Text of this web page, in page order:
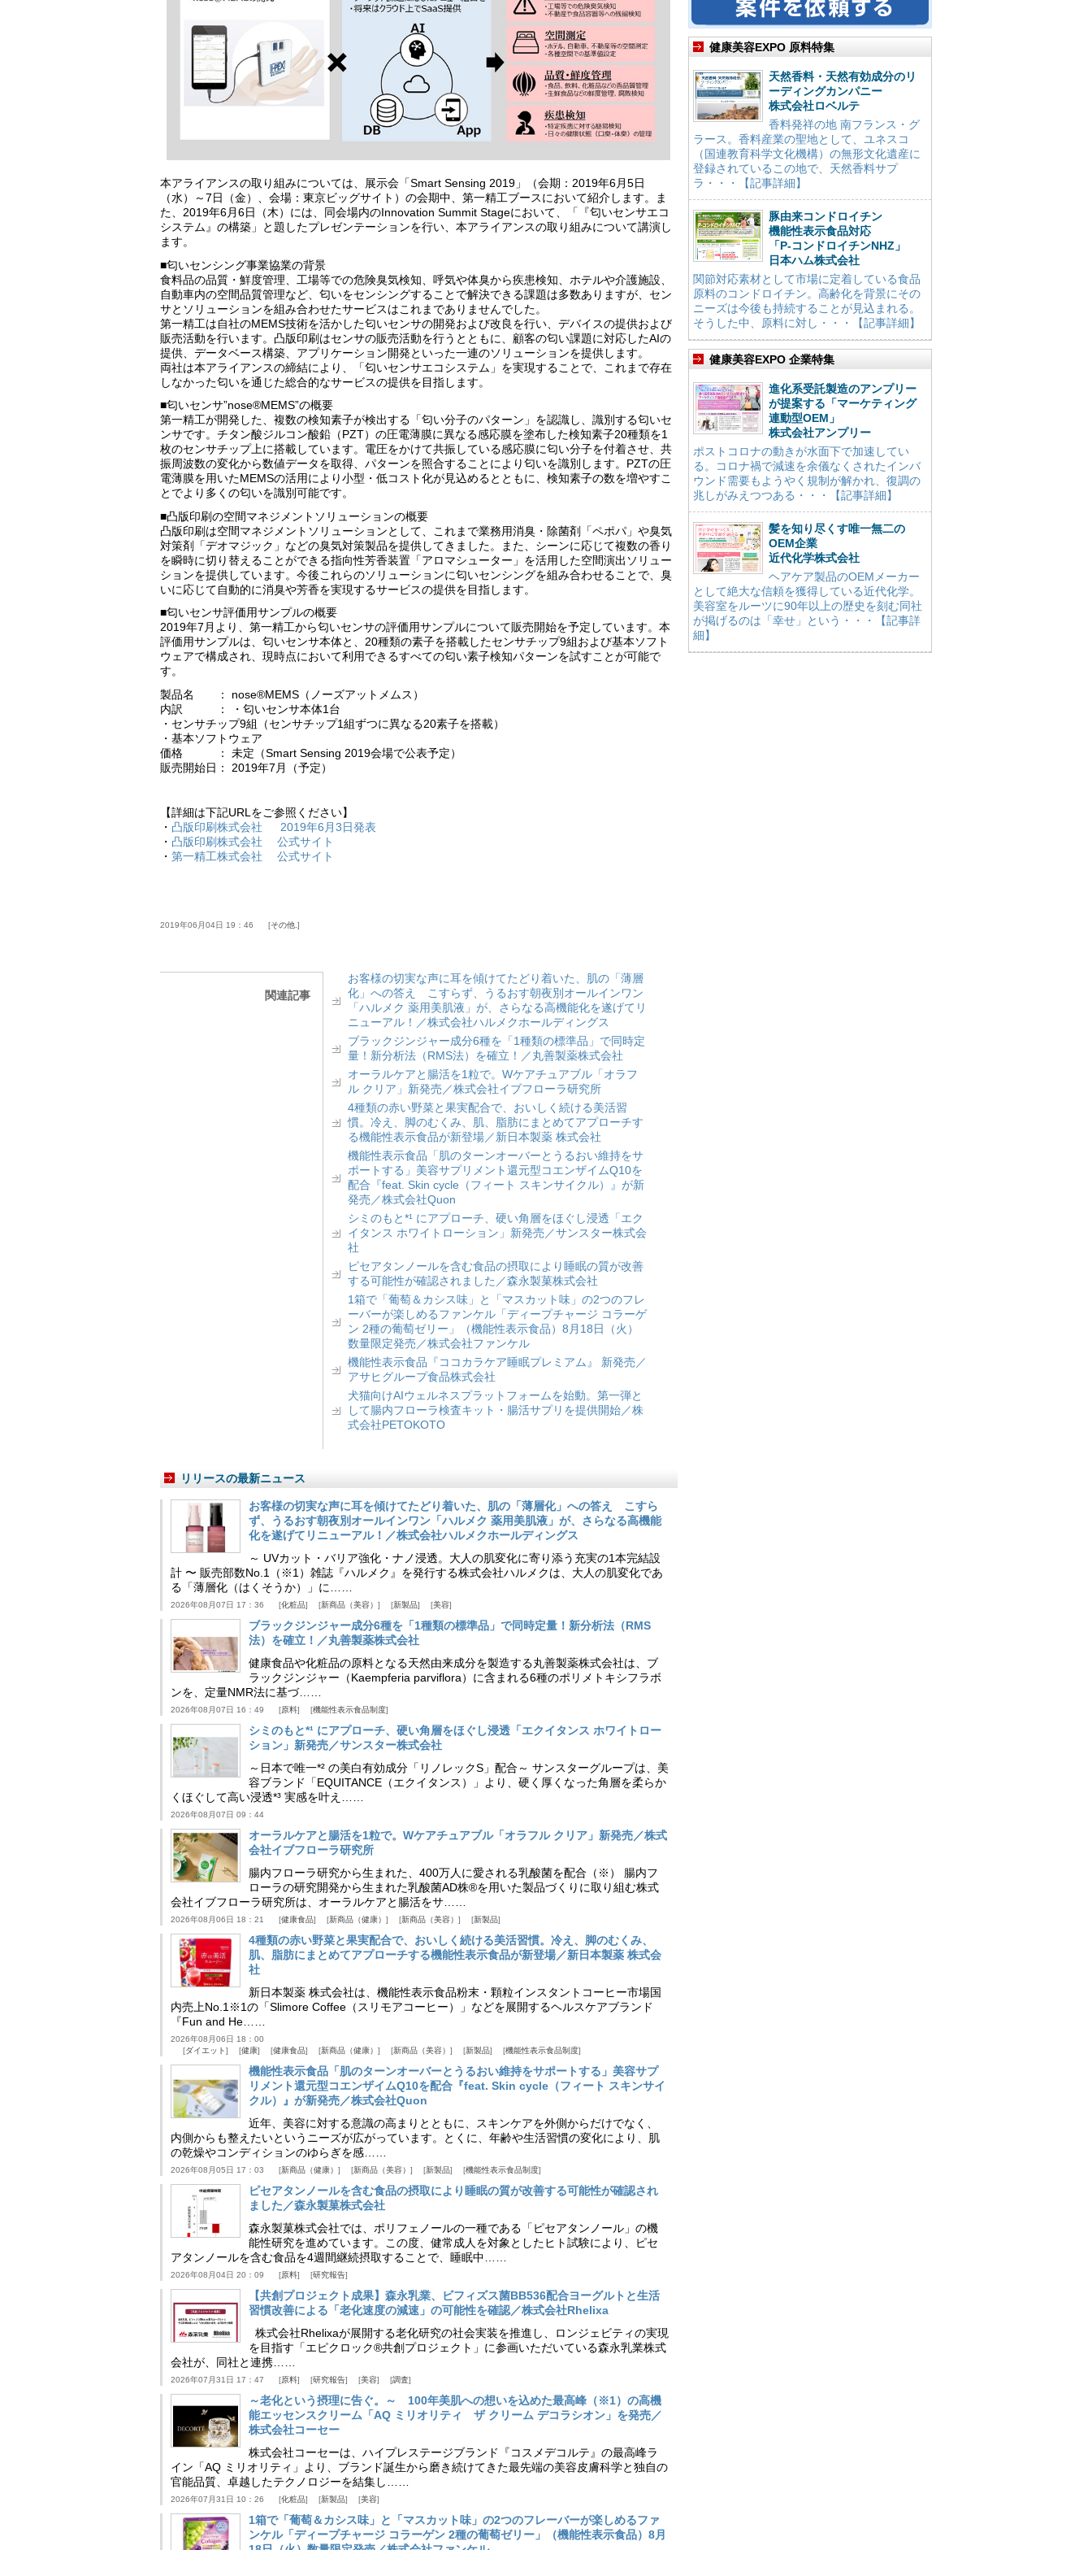
本アライアンスの取り組みについては、展示会「Smart Sensing 2019」（会期：2019年6月5日
（水）～7日（金）、会場：東京ビッグサイト）の会期中、第一精工ブースにおいて紹介します。ま
た、2019年6月6日（木）には、同会場内のInnovation Summit Stageにおいて、「『匂いセンサエコ
システム』の構築」と題したプレゼンテーションを行い、本アライアンスの取り組みについて講演し
ます。
■匂いセンシング事業協業の背景
食料品の品質・鮮度管理、工場等での危険臭気検知、呼気や体臭から疾患検知、ホテルや介護施設、
自動車内の空間品質管理など、匂いをセンシングすることで解決できる課題は多数ありますが、セン
サとソリューションを組み合わせたサービスはこれまでありませんでした。
第一精工は自社のMEMS技術を活かした匂いセンサの開発および改良を行い、デバイスの提供および
販売活動を行います。凸版印刷はセンサの販売活動を行うとともに、顧客の匂い課題に対応したAIの
提供、データベース構築、アプリケーション開発といった一連のソリューションを提供します。
両社は本アライアンスの締結により、「匂いセンサエコシステム」を実現することで、これまで存在
しなかった匂いを通じた総合的なサービスの提供を目指します。
■匂いセンサ”nose®MEMS”の概要
第一精工が開発した、複数の検知素子が検出する「匂い分子のパターン」を認識し、識別する匂いセ
ンサです。チタン酸ジルコン酸鉛（PZT）の圧電薄膜に異なる感応膜を塗布した検知素子20種類を1
枚のセンサチップ上に搭載しています。電圧をかけて共振している感応膜に匂い分子を付着させ、共
振周波数の変化から数値データを取得、パターンを照合することにより匂いを識別します。PZTの圧
電薄膜を用いたMEMSの活用により小型・低コスト化が見込めるとともに、検知素子の数を増やすこ
とでより多くの匂いを識別可能です。
■凸版印刷の空間マネジメントソリューションの概要
凸版印刷は空間マネジメントソリューションとして、これまで業務用消臭・除菌剤「ペポパ」や臭気
対策剤「デオマジック」などの臭気対策製品を提供してきました。また、シーンに応じて複数の香り
を瞬時に切り替えることができる指向性芳香装置「アロマシューター」を活用した空間演出ソリュー
ションを提供しています。今後これらのソリューションに匂いセンシングを組み合わせることで、臭
いに応じて自動的に消臭や芳香を実現するサービスの提供を目指します。
■匂いセンサ評価用サンプルの概要
2019年7月より、第一精工から匂いセンサの評価用サンプルについて販売開始を予定しています。本
評価用サンプルは、匂いセンサ本体と、20種類の素子を搭載したセンサチップ9組および基本ソフト
ウェアで構成され、現時点において利用できるすべての匂い素子検知パターンを試すことが可能で
す。
製品名 ： nose®MEMS（ノーズアットメムス）
内訳 ： ・匂いセンサ本体1台
・センサチップ9組（センサチップ1組ずつに異なる20素子を搭載）
・基本ソフトウェア
価格 ： 未定（Smart Sensing 2019会場で公表予定）
販売開始日： 2019年7月（予定）
【詳細は下記URLをご参照ください】
・ 凸版印刷株式会社 2019年6月3日発表
・ 凸版印刷株式会社 公式サイト
・ 第一精工株式会社 公式サイト
2019年06月04日 19：46 その他.
関連記事
お客様の切実な声に耳を傾けてたどり着いた、肌の「薄層
化」への答え こすらず、うるおす朝夜別オールインワン
「ハルメク 薬用美肌液」が、さらなる高機能化を遂げてリ
ニューアル！／株式会社ハルメクホールディングス
ブラックジンジャー成分6種を「1種類の標準品」で同時定
量！新分析法（RMS法）を確立！／丸善製薬株式会社
オーラルケアと腸活を1粒で。Wケアチュアブル「オラフ
ル クリア」新発売／株式会社イブフローラ研究所
4種類の赤い野菜と果実配合で、おいしく続ける美活習
慣。冷え、脚のむくみ、肌、脂肪にまとめてアプローチす
る機能性表示食品が新登場／新日本製薬 株式会社
機能性表示食品「肌のターンオーバーとうるおい維持をサ
ポートする」美容サプリメント還元型コエンザイムQ10を
配合『feat. Skin cycle（フィート スキンサイクル）』が新
発売／株式会社Quon
シミのもと*¹ にアプローチ、硬い角層をほぐし浸透「エク
イタンス ホワイトローション」新発売／サンスター株式会
社
ピセアタンノールを含む食品の摂取により睡眠の質が改善
する可能性が確認されました／森永製菓株式会社
1箱で「葡萄＆カシス味」と「マスカット味」の2つのフレ
ーバーが楽しめるファンケル「ディープチャージ コラーゲ
ン 2種の葡萄ゼリー」（機能性表示食品）8月18日（火）
数量限定発売／株式会社ファンケル
機能性表示食品『ココカラケア睡眠プレミアム』 新発売／
アサヒグループ食品株式会社
犬猫向けAIウェルネスプラットフォームを始動。第一弾と
して腸内フローラ検査キット・腸活サプリを提供開始／株
式会社PETOKOTO
リリースの最新ニュース
お客様の切実な声に耳を傾けてたどり着いた、肌の「薄層化」への答え こすら
ず、うるおす朝夜別オールインワン「ハルメク 薬用美肌液」が、さらなる高機能
化を遂げてリニューアル！／株式会社ハルメクホールディングス
～ UVカット・バリア強化・ナノ浸透。大人の肌変化に寄り添う充実の1本完結設
計 〜 販売部数No.1（※1）雑誌『ハルメク』を発行する株式会社ハルメクは、大人の肌変化であ
る「薄層化（はくそうか）」に……
2026年08月07日 17：36 化粧品 新商品（美容） 新製品 美容
ブラックジンジャー成分6種を「1種類の標準品」で同時定量！新分析法（RMS
法）を確立！／丸善製薬株式会社
健康食品や化粧品の原料となる天然由来成分を製造する丸善製薬株式会社は、ブ
ラックジンジャー（Kaempferia parviflora）に含まれる6種のポリメトキシフラボ
ンを、定量NMR法に基づ……
2026年08月07日 16：49 原料 機能性表示食品制度
シミのもと*¹ にアプローチ、硬い角層をほぐし浸透「エクイタンス ホワイトロー
ション」新発売／サンスター株式会社
～日本で唯一*² の美白有効成分「リノレックS」配合～ サンスターグループは、美
容ブランド「EQUITANCE（エクイタンス）」より、硬く厚くなった角層を柔らか
くほぐして高い浸透*³ 実感を叶え……
2026年08月07日 09：44
オーラルケアと腸活を1粒で。Wケアチュアブル「オラフル クリア」新発売／株式
会社イブフローラ研究所
腸内フローラ研究から生まれた、400万人に愛される乳酸菌を配合（※） 腸内フ
ローラの研究開発から生まれた乳酸菌AD株®を用いた製品づくりに取り組む株式
会社イブフローラ研究所は、オーラルケアと腸活をサ……
2026年08月06日 18：21 健康食品 新商品（健康） 新商品（美容） 新製品
4種類の赤い野菜と果実配合で、おいしく続ける美活習慣。冷え、脚のむくみ、
肌、脂肪にまとめてアプローチする機能性表示食品が新登場／新日本製薬 株式会
社
新日本製薬 株式会社は、機能性表示食品粉末・顆粒インスタントコーヒー市場国
内売上No.1※1の「Slimore Coffee（スリモアコーヒー）」などを展開するヘルスケアブランド
『Fun and He……
2026年08月06日 18：00
ダイエット
健康 健康食品 新商品（健康） 新商品（美容） 新製品 機能性表示食品制度
機能性表示食品「肌のターンオーバーとうるおい維持をサポートする」美容サプ
リメント還元型コエンザイムQ10を配合『feat. Skin cycle（フィート スキンサイ
クル）』が新発売／株式会社Quon
近年、美容に対する意識の高まりとともに、スキンケアを外側からだけでなく、
内側からも整えたいというニーズが広がっています。とくに、年齢や生活習慣の変化により、肌
の乾燥やコンディションのゆらぎを感……
2026年08月05日 17：03 新商品（健康） 新商品（美容） 新製品 機能性表示食品制度
ピセアタンノールを含む食品の摂取により睡眠の質が改善する可能性が確認され
ました／森永製菓株式会社
森永製菓株式会社では、ポリフェノールの一種である「ピセアタンノール」の機
能性研究を進めています。この度、健常成人を対象としたヒト試験により、ピセ
アタンノールを含む食品を4週間継続摂取することで、睡眠中……
2026年08月04日 20：09 原料 研究報告
【共創プロジェクト成果】森永乳業、ビフィズス菌BB536配合ヨーグルトと生活
習慣改善による「老化速度の減速」の可能性を確認／株式会社Rhelixa
株式会社Rhelixaが展開する老化研究の社会実装を推進し、ロンジェビティの実現
を目指す「エピクロック®共創プロジェクト」に参画いただいている森永乳業株式
会社が、同社と連携……
2026年07月31日 17：47 原料 研究報告 美容 調査
～老化という摂理に告ぐ。～ 100年美肌への想いを込めた最高峰（※1）の高機
能エッセンスクリーム「AQ ミリオリティ ザ クリーム デコラシオン」を発売／
株式会社コーセー
株式会社コーセーは、ハイプレステージブランド『コスメデコルテ』の最高峰ラ
イン「AQ ミリオリティ」より、ブランド誕生から磨き続けてきた最先端の美容皮膚科学と独自の
官能品質、卓越したテクノロジーを結集し……
2026年07月31日 10：26 化粧品 新製品 美容
1箱で「葡萄＆カシス味」と「マスカット味」の2つのフレーバーが楽しめるファ
ンケル「ディープチャージ コラーゲン 2種の葡萄ゼリー」（機能性表示食品）8月
健康美容EXPO 原料特集
天然香料・天然有効成分のリ
ーディングカンパニー
株式会社ロベルテ
香料発祥の地 南フランス・グ
ラース。香料産業の聖地として、ユネスコ
（国連教育科学文化機構）の無形文化遺産に
登録されているこの地で、天然香料サプ
ラ・・・【記事詳細】
豚由来コンドロイチン
機能性表示食品対応
「P-コンドロイチンNHZ」
日本ハム株式会社
関節対応素材として市場に定着している食品
原料のコンドロイチン。高齢化を背景にその
ニーズは今後も持続することが見込まれる。
そうした中、原料に対し・・・【記事詳細】
健康美容EXPO 企業特集
進化系受託製造のアンプリー
が提案する「マーケティング
連動型OEM」
株式会社アンプリー
ポストコロナの動きが水面下で加速してい
る。コロナ禍で減速を余儀なくされたインバ
ウンド需要もようやく規制が解かれ、復調の
兆しがみえつつある・・・【記事詳細】
髪を知り尽くす唯一無二の
OEM企業
近代化学株式会社
ヘアケア製品のOEMメーカー
として絶大な信頼を獲得している近代化学。
美容室をルーツに90年以上の歴史を刻む同社
が掲げるのは「幸せ」という・・・【記事詳
細】